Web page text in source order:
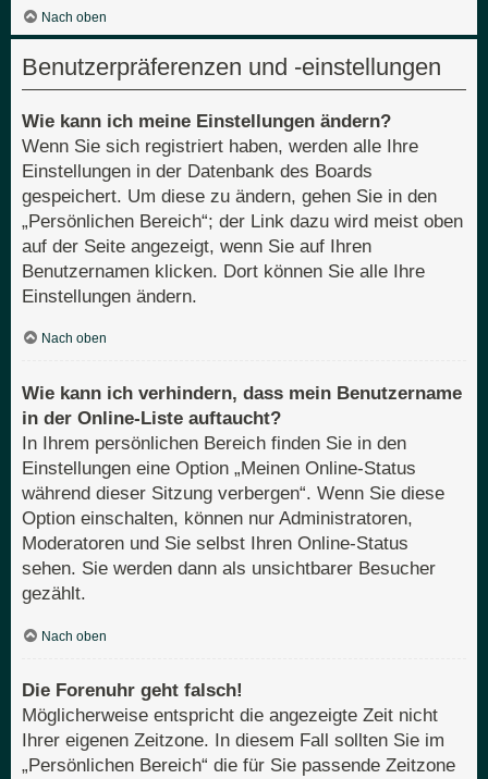
Nach oben
Benutzerpräferenzen und -einstellungen
Wie kann ich meine Einstellungen ändern?
Wenn Sie sich registriert haben, werden alle Ihre
Einstellungen in der Datenbank des Boards
gespeichert. Um diese zu ändern, gehen Sie in den
„Persönlichen Bereich“; der Link dazu wird meist oben
auf der Seite angezeigt, wenn Sie auf Ihren
Benutzernamen klicken. Dort können Sie alle Ihre
Einstellungen ändern.
Nach oben
Wie kann ich verhindern, dass mein Benutzername
in der Online-Liste auftaucht?
In Ihrem persönlichen Bereich finden Sie in den
Einstellungen eine Option „Meinen Online-Status
während dieser Sitzung verbergen“. Wenn Sie diese
Option einschalten, können nur Administratoren,
Moderatoren und Sie selbst Ihren Online-Status
sehen. Sie werden dann als unsichtbarer Besucher
gezählt.
Nach oben
Die Forenuhr geht falsch!
Möglicherweise entspricht die angezeigte Zeit nicht
Ihrer eigenen Zeitzone. In diesem Fall sollten Sie im
„Persönlichen Bereich“ die für Sie passende Zeitzone